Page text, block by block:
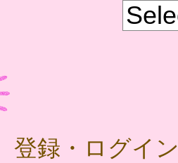
登録・ログイン